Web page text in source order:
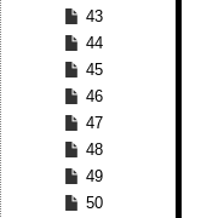
43
44
45
46
47
48
49
50